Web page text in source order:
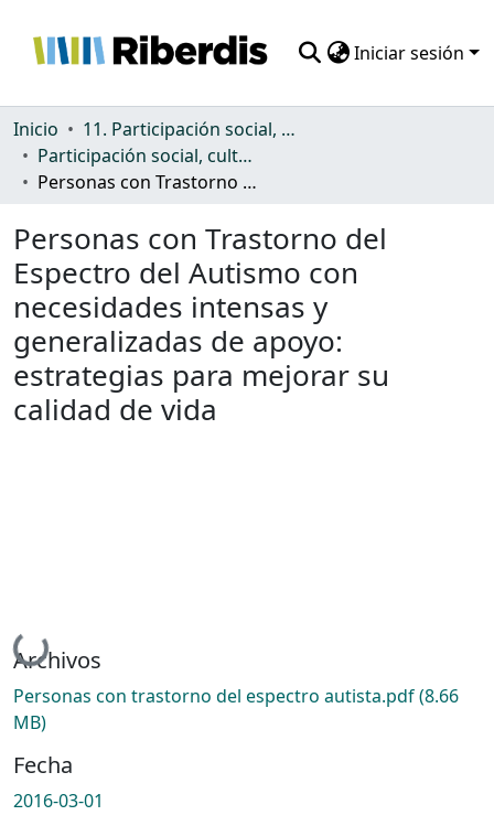
Iniciar sesión
Comunidades
Todo DSpace
Inicio
11. Participación social, cultural y política
Participación social, cultural y política
Personas con Trastorno del Espectro del Autismo con necesidades intensas y generalizadas de apoyo: estrategias para mejorar su calidad de vida
Personas con Trastorno del
Espectro del Autismo con
necesidades intensas y
generalizadas de apoyo:
estrategias para mejorar su
calidad de vida
Cargando...
Archivos
Personas con trastorno del espectro autista.pdf(8.66
MB)
Fecha
2016-03-01